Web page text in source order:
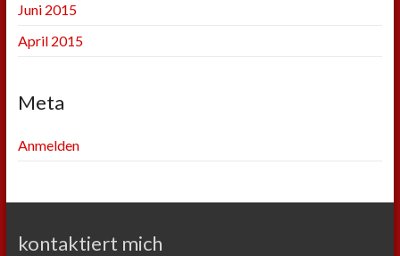
Juni 2015
April 2015
Meta
Anmelden
kontaktiert mich